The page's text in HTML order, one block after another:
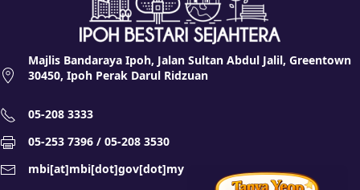
Majlis Bandaraya Ipoh, Jalan Sultan Abdul Jalil, Greentown
30450, Ipoh Perak Darul Ridzuan
05-208 3333
05-253 7396 / 05-208 3530
mbi[at]mbi[dot]gov[dot]my